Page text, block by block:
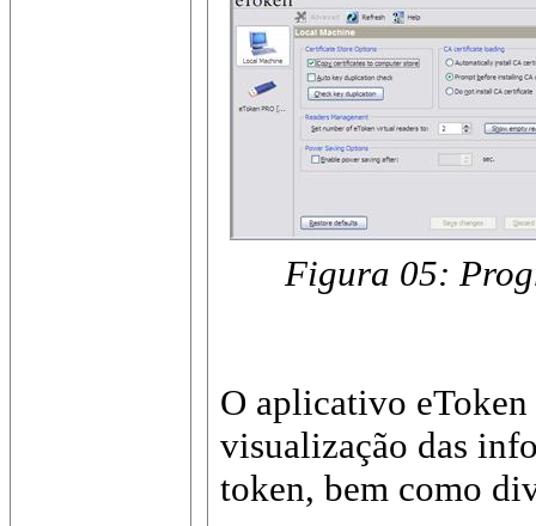
Figura 05:
O aplicativo
visualização das
token, bem como